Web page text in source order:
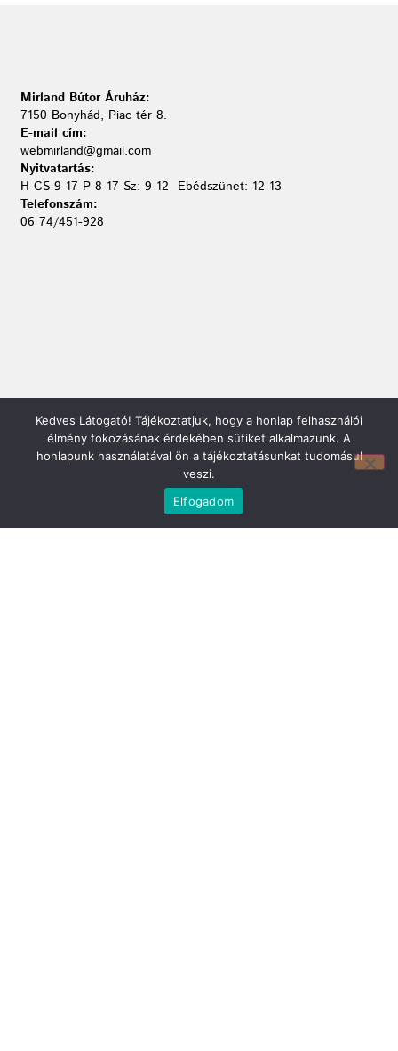
Mirland Lakberendezési Áruház:
7100 Szekszárd, Fáy András u. 29
E-mail cím:
Telefonszám:
Mirland Bútor Áruház:
7150 Bonyhád, Piac tér 8.
E-mail cím:
webmirland@gmail.com
Nyitvatartás:
H-CS 9-17 P 8-17 Sz: 9-12 Ebédszünet: 12-13
Telefonszám:
06 74/451-928
Kedves Látogató! Tájékoztatjuk, hogy a honlap felhasználói
élmény fokozásának érdekében sütiket alkalmazunk. A
honlapunk használatával ön a tájékoztatásunkat tudomásul
veszi.
Elfogadom